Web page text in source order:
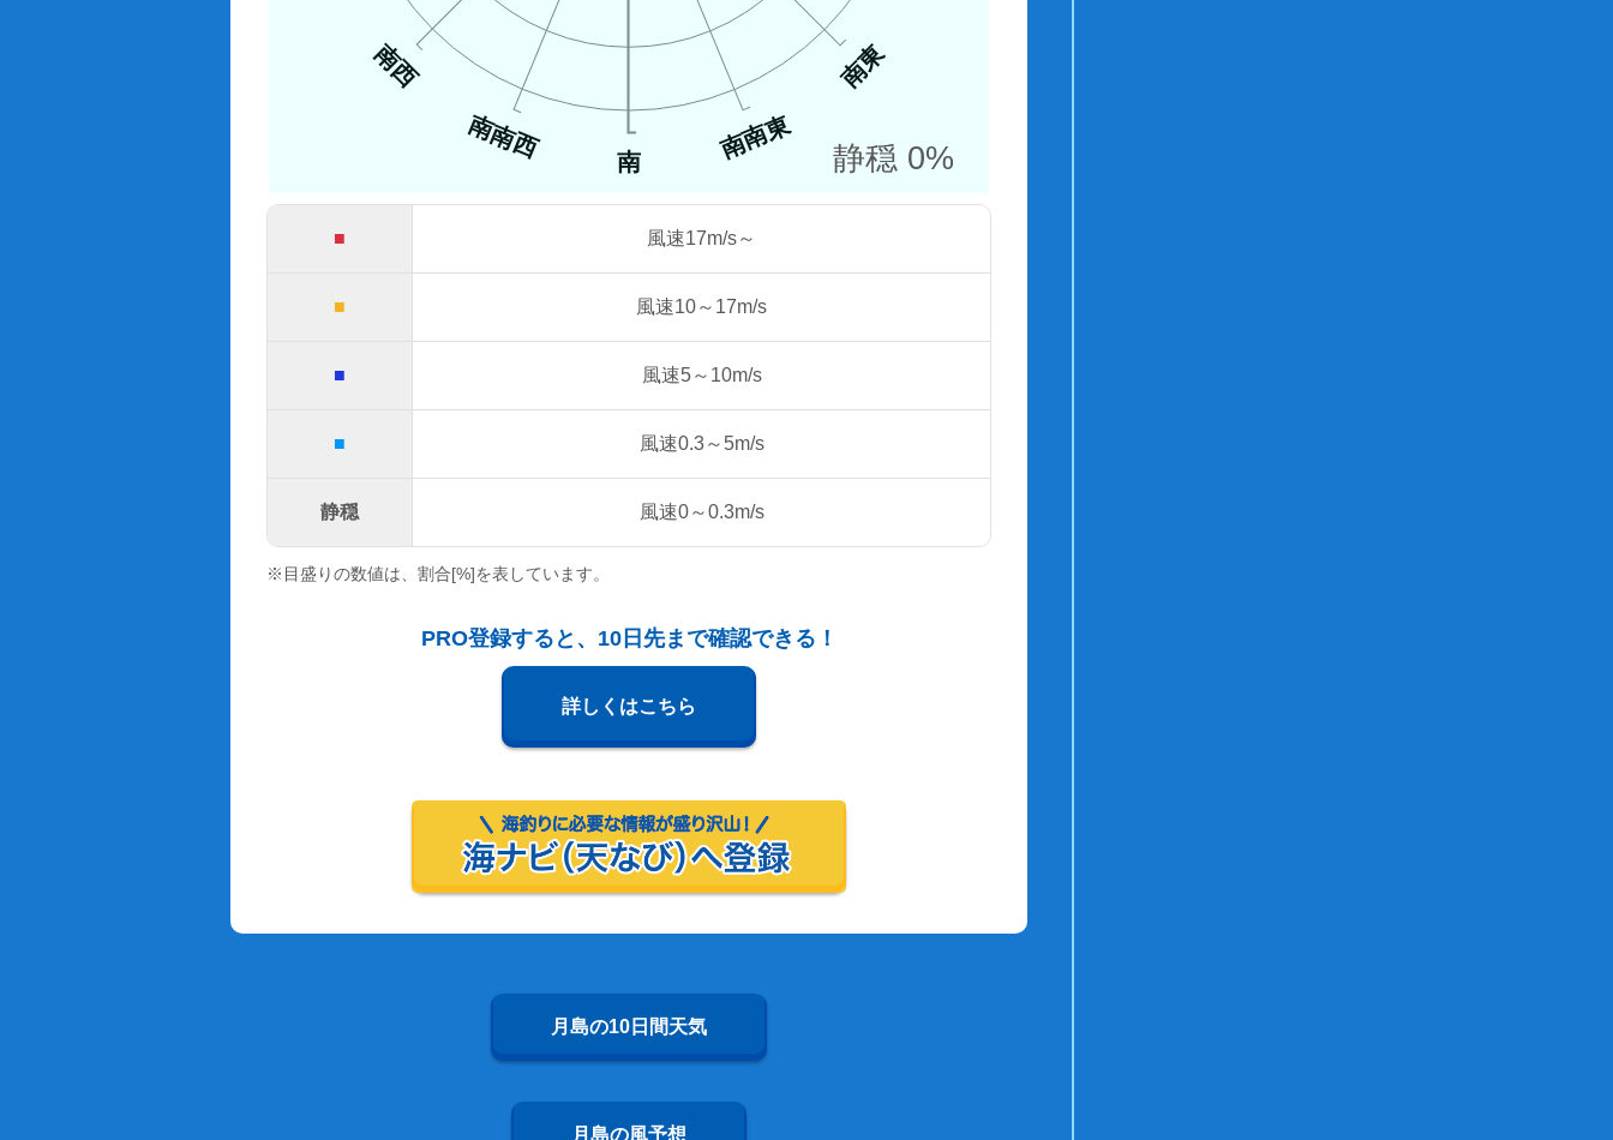
南東
南南東
南
南南西
南西
静穏 0%
■ 風速17m/s～
■ 風速10～17m/s
■ 風速5～10m/s
■ 風速0.3～5m/s
静穏 風速0～0.3m/s
※目盛りの数値は、割合[%]を表しています。
PRO登録すると、10日先まで確認できる！
詳しくはこちら
月島の10日間天気
月島の風予想